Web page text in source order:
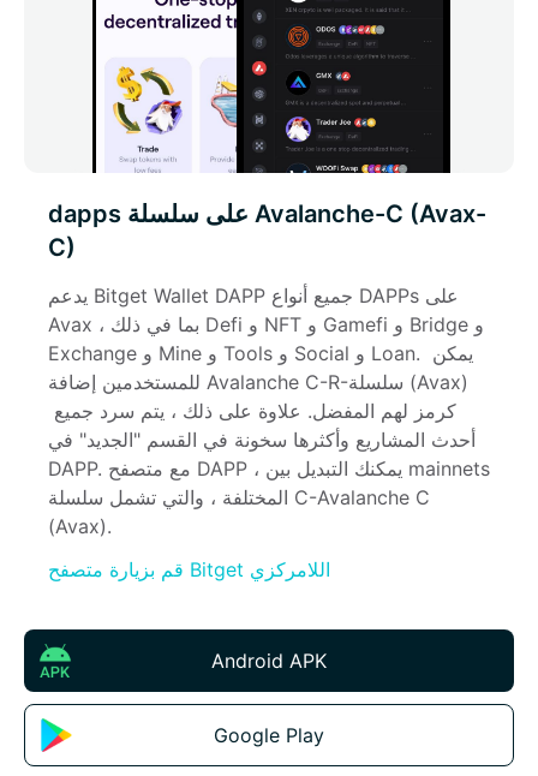
dapps على سلسلة Avalanche-C (Avax-
C)
يدعم Bitget Wallet DAPP جميع أنواع DAPPs على
Avax ، بما في ذلك Defi و NFT و Gamefi و Bridge و
Exchange و Mine و Tools و Social و Loan. يمكن
للمستخدمين إضافة Avalanche C-R-سلسلة (Avax)
أحدث المشاريع وأكثرها سخونة في القسم "الجديد" في
DAPP. مع متصفح DAPP ، يمكنك التبديل بين mainnets
المختلفة ، والتي تشمل سلسلة C-Avalanche C
(Avax).
قم بزيارة متصفح Bitget اللامركزي
Android APK
Google Play